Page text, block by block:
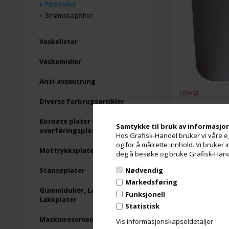
Samtykke til bruk av
Hos Grafisk-Handel bruker vi våre
og for å målrette innhold. Vi
deg å besøke og bruke Grafisk-
Nødvendig
Markedsføring
Funksjonell
Statistisk
Vis informasjonskapseldetaljer
Filterruller
Strømskapfilter
Vaskelister
Vaskemidler
Anti-avsmitning
Diverse forbrugsartikler
Kornete plater og
overføringsplater
Mottrykksplater
Stanseplater
Gummiduker, Lakkduker og
Lakkplater
Maskinreservedeler
Utsolgt